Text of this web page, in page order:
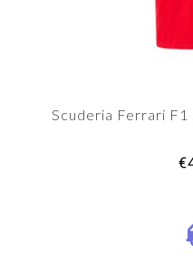
Scuderia Ferrari F1